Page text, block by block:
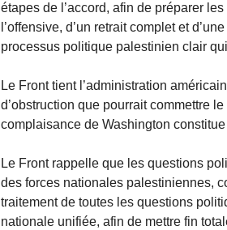
étapes de l’accord, afin de préparer
l’offensive, d’un retrait complet et
processus politique palestinien clair
Le Front tient l’administration
d’obstruction que pourrait commettre
complaisance de Washington
Le Front rappelle que les questions
des forces nationales palestiniennes,
traitement de toutes les questions
nationale unifiée, afin de mettre fin